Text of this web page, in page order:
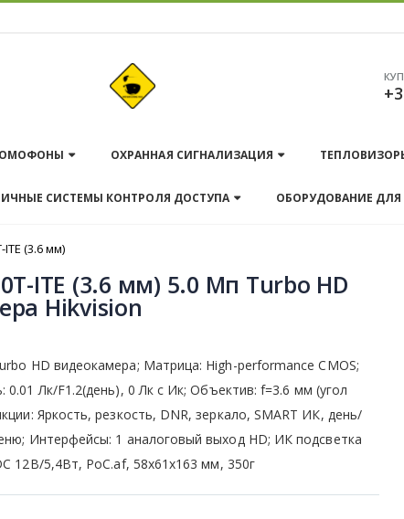
ОХРАННАЯ СИГНАЛИЗАЦИЯ
СИСТЕМЫ КОНТРОЛЯ ДОСТУПА ОБОРУДОВАНИЕ
ITE (3.6 мм)
ITE (3.6 мм) 5.0 Мп Turbo HD
Hikvision
HD видеокамера; Матрица: High-performance CMOS;
0.01 Лк/F1.2(день), 0 Лк c Ик; Объектив: f=3.6 мм (угол
Яркость, резкость, DNR, зеркало, SMART ИК, день/
Интерфейсы: 1 аналоговый выход HD; ИК подсветка
12В/5,4Вт, PoC.af, 58х61x163 мм, 350г